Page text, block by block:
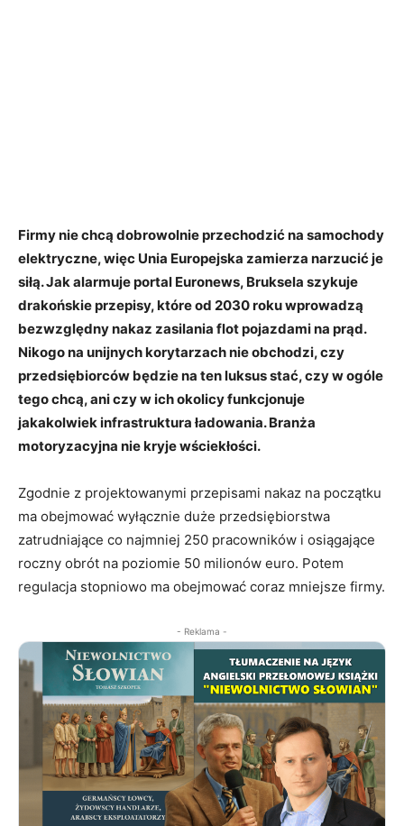
Firmy nie chcą dobrowolnie przechodzić na samochody
elektryczne, więc Unia Europejska zamierza narzucić je
siłą. Jak alarmuje portal Euronews, Bruksela szykuje
drakońskie przepisy, które od 2030 roku wprowadzą
bezwzględny nakaz zasilania flot pojazdami na prąd.
Nikogo na unijnych korytarzach nie obchodzi, czy
przedsiębiorców będzie na ten luksus stać, czy w ogóle
tego chcą, ani czy w ich okolicy funkcjonuje
jakakolwiek infrastruktura ładowania. Branża
motoryzacyjna nie kryje wściekłości.
Zgodnie z projektowanymi przepisami nakaz na początku
ma obejmować wyłącznie duże przedsiębiorstwa
zatrudniające co najmniej 250 pracowników i osiągające
roczny obrót na poziomie 50 milionów euro. Potem
regulacja stopniowo ma obejmować coraz mniejsze firmy.
- Reklama -